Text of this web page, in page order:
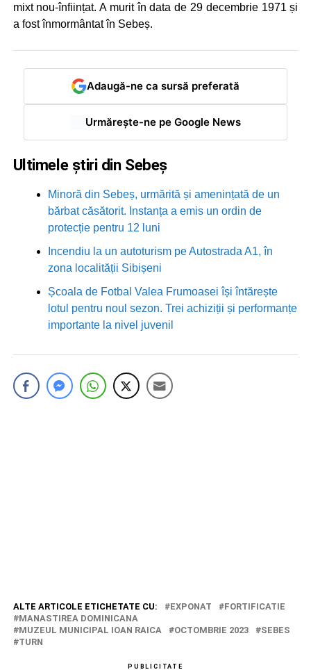
mixt nou-înființat. A murit în data de 29 decembrie 1971 și
a fost înmormântat în Sebeș.
Adaugă-ne ca sursă preferată
Urmărește-ne pe Google News
Ultimele știri din Sebeș
Minoră din Sebeș, urmărită și amenințată de un
bărbat căsătorit. Instanța a emis un ordin de
protecție pentru 12 luni
Incendiu la un autoturism pe Autostrada A1, în
zona localității Sibișeni
Școala de Fotbal Valea Frumoasei își întărește
lotul pentru noul sezon. Trei achiziții și performanțe
importante la nivel juvenil
ALTE ARTICOLE ETICHETATE CU: EXPONAT
FORTIFICATIE
MANASTIREA DOMINICANA
MUZEUL MUNICIPAL IOAN RAICA
OCTOMBRIE 2023
SEBES
TURN
PUBLICITATE